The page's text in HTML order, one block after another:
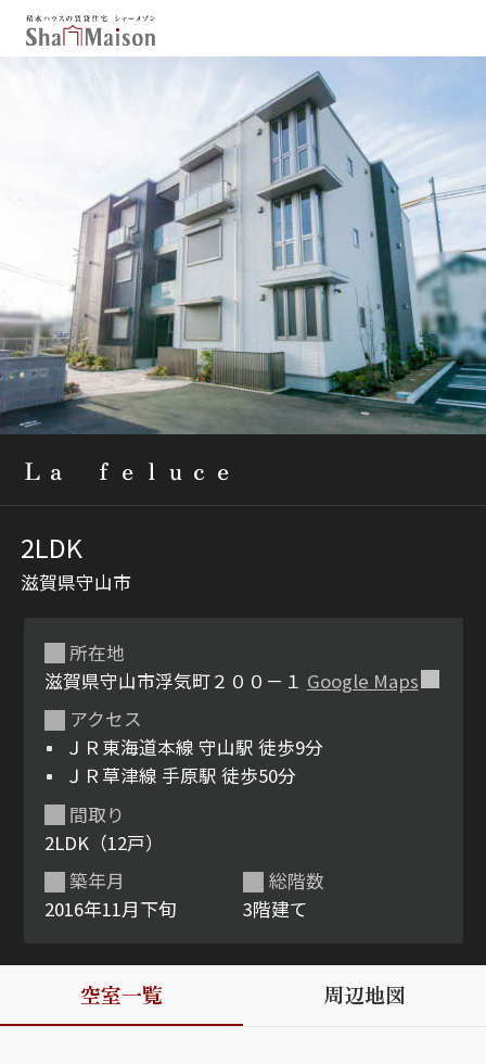
お気に入り
最近見た物件
北海道 東北
関東
中部
関西
中国・四国
九州
市区郡・路線・駅から探す
通勤・通学時間から探す
地図から探す
人気のカテゴリから探す
シャーメゾンとは
ルームツアー 動画ギャラリー
ShaMaison STYLE
Ｌａ ｆｅｌｕｃｅ
2LDK
滋賀県守山市
所在地
滋賀県守山市浮気町２００－１ Google Maps
アクセス
ＪＲ東海道本線 守山駅 徒歩9分
ＪＲ草津線 手原駅 徒歩50分
築年月
2016年11月下旬
間取り
2LDK（12戸）
総階数
3階建て
空室一覧 周辺地図